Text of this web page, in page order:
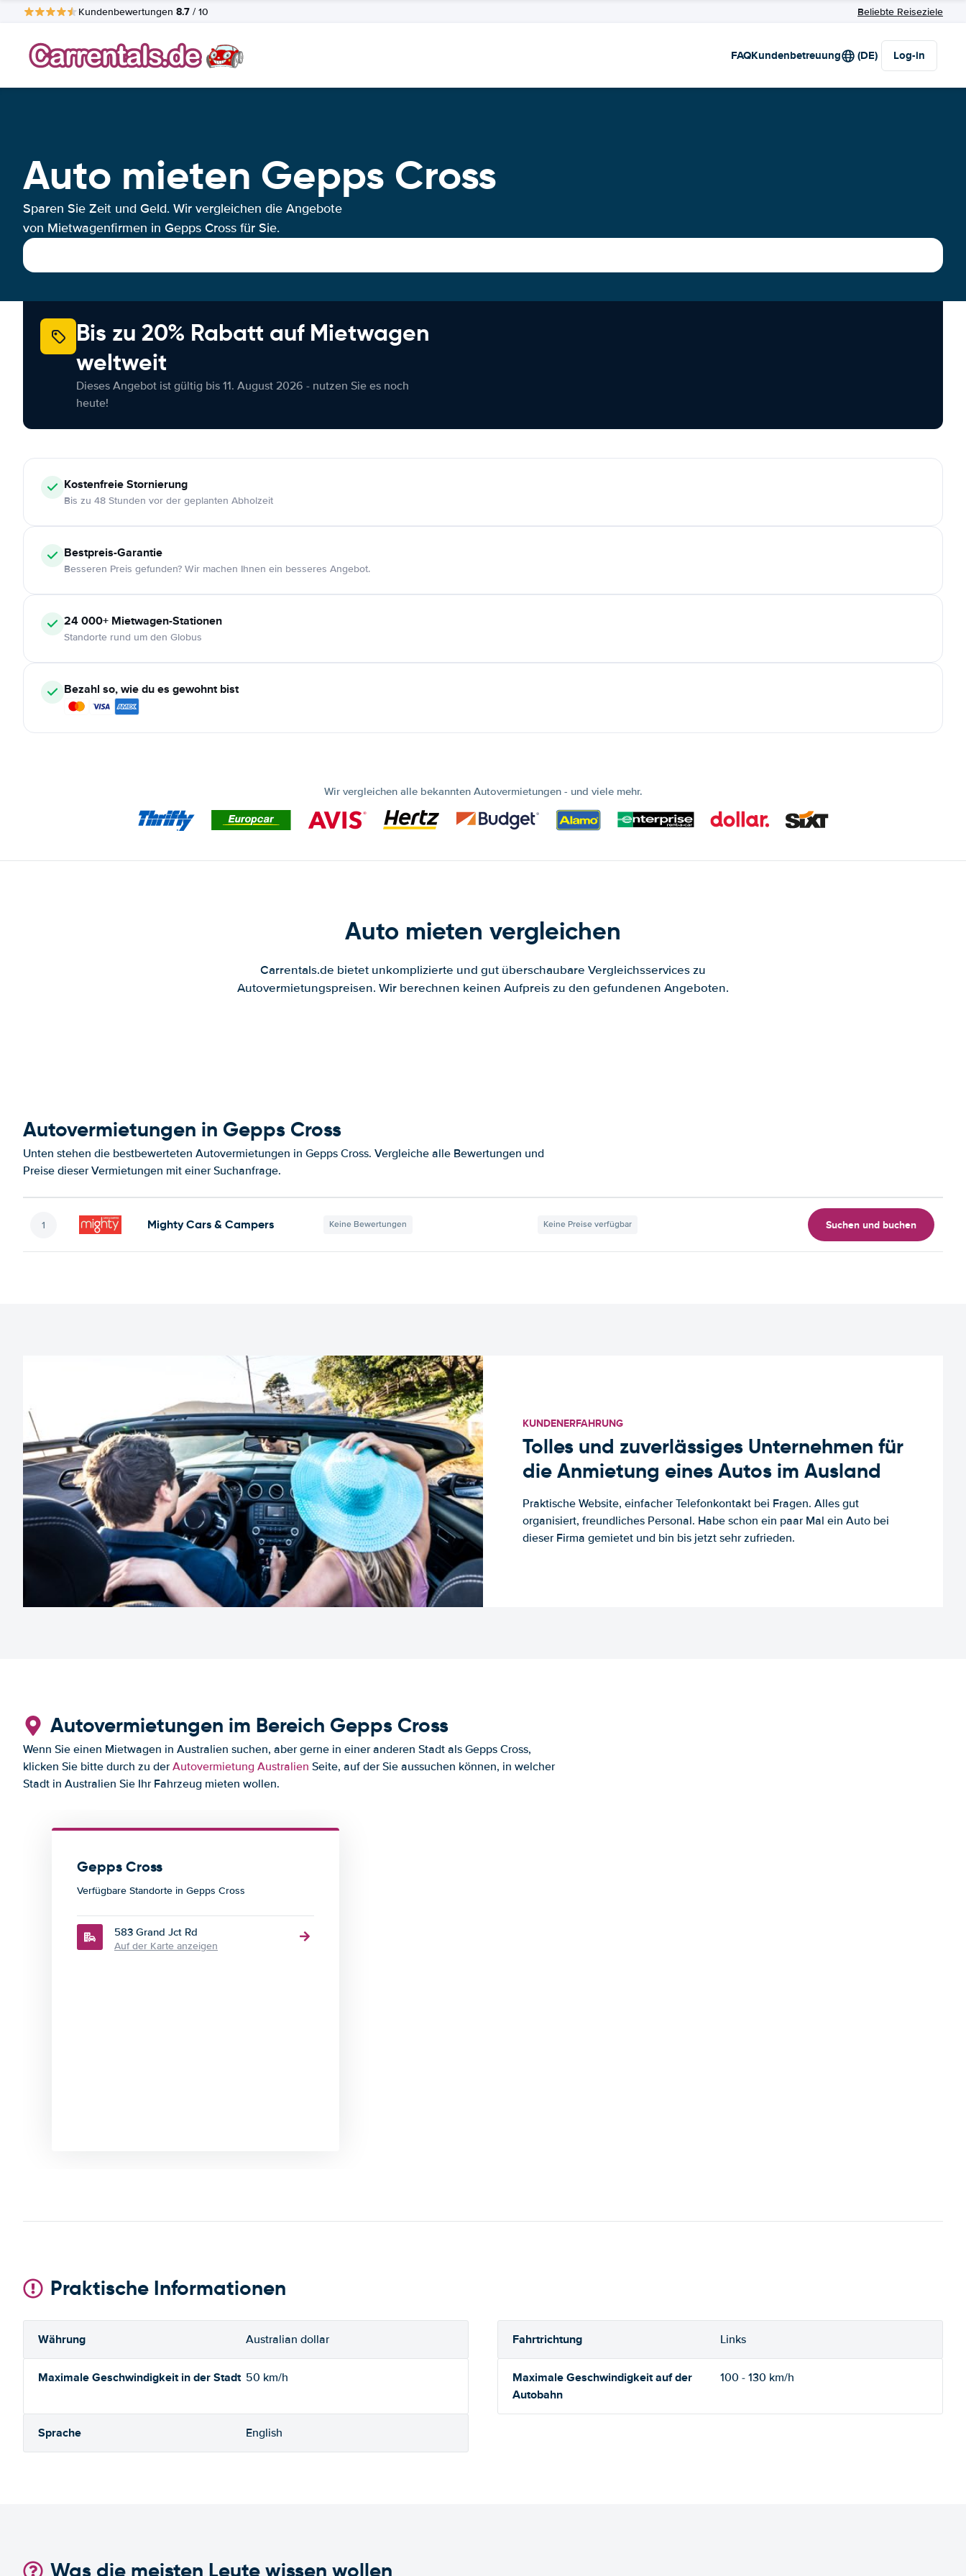
Kundenbewertungen 8.7 / 10 Beliebte Reiseziele
FAQKundenbetreuung (DE) Log-in
Auto mieten Gepps Cross
Sparen Sie Zeit und Geld. Wir vergleichen die Angebote
von Mietwagenfirmen in Gepps Cross für Sie.
Bis zu 20% Rabatt auf Mietwagen
weltweit
Dieses Angebot ist gültig bis 11. August 2026 - nutzen Sie es noch
heute!
KostenfreieStornierung
Bis zu 48 Stunden vor der geplanten Abholzeit
Bestpreis-Garantie
Besseren Preis gefunden? Wir machen Ihnen ein besseres Angebot.
24 000+ Mietwagen-Stationen
Standorte rund um den Globus
Bezahl so, wie du es gewohnt bist
Wir vergleichen alle bekannten Autovermietungen - und viele mehr.
Auto mieten vergleichen
Carrentals.de bietet unkomplizierte und gut überschaubare Vergleichsservices zu
Autovermietungspreisen. Wir berechnen keinen Aufpreis zu den gefundenen Angeboten.
Autovermietungen in Gepps Cross
Unten stehen die bestbewerteten Autovermietungen in Gepps Cross. Vergleiche alle Bewertungen und
Preise dieser Vermietungen mit einer Suchanfrage.
Mighty Cars & Campers Keine Bewertungen Keine Preise verfügbar Suchen und buchen
KUNDENERFAHRUNG
Tolles und zuverlässiges Unternehmen für
die Anmietung eines Autos im Ausland
Praktische Website, einfacher Telefonkontakt bei Fragen. Alles gut
organisiert, freundliches Personal. Habe schon ein paar Mal ein Auto bei
dieser Firma gemietet und bin bis jetzt sehr zufrieden.
Autovermietungen im Bereich Gepps Cross
Wenn Sie einen Mietwagen in Australien suchen, aber gerne in einer anderen Stadt als Gepps Cross,
klicken Sie bitte durch zu derAutovermietung Australien Seite, auf der Sie aussuchen können, in welcher
Stadt in Australien Sie Ihr Fahrzeug mieten wollen.
Gepps Cross
Verfügbare Standorte in Gepps Cross
583 Grand Jct Rd
Auf der Karte anzeigen
Praktische Informationen
Währung Australian dollar Fahrtrichtung Links
Maximale Geschwindigkeit in der Stadt 50 km/h
Maximale Geschwindigkeit auf der
Autobahn
100 - 130 km/h
Sprache English
Was die meisten Leute wissen wollen